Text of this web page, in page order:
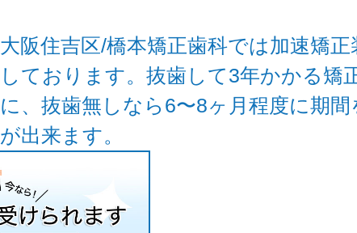
大阪住吉区/橋本矯正歯科では加速矯
しております。抜歯して3年かかる矯
に、抜歯無しなら6〜8ヶ月程度に期
が出来ます。